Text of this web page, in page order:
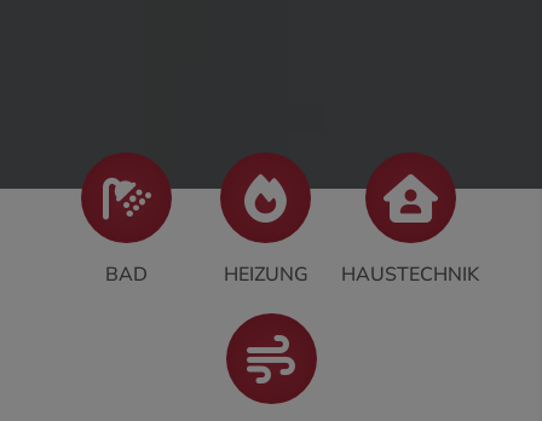
BAD HEIZUNG HAUSTECHNIK